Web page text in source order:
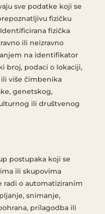
sve podatke koji se
fizičku
fizička
ili neizravno
na identifikator
broj, podaci o lokaciji,
više čimbenika
genetskog,
ili društvenog
postupaka koji se
ili skupovima
radi o automatiziranim
snimanje,
prilagodba ili